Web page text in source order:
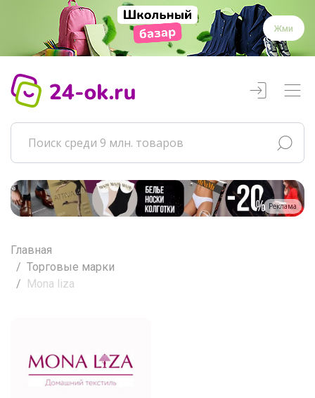
Жми
Реклама
Главная
Торговые марки
Mona liza